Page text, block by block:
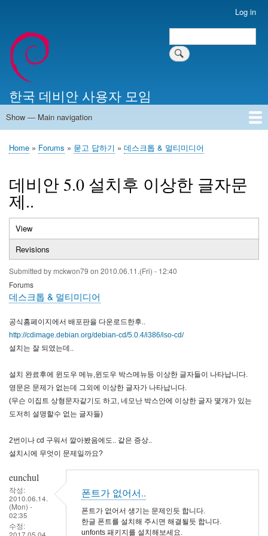
account
menu
Log in
Search
한국 데비안 사용자 모임
Main
Show — Main navigation
Home
알리는 말씀
최근 게시물
위키 문서
미러 서버
Breadcrumb
Home Forums 묻고 답하기 데스크톱 & 멀티미디어
데비안 5.0 설치후 이상한 글자문
제..
Primary
tabs
View
tab)
Revisions
Submitted by mckwon79 on 2010.06.11.(Fri) - 12:40
Forums
데스크톱 & 멀티미디어
공식홈페이지에서 배포판을 다운로드한후..
http://cdimage.debian.org/debian-cd/5.0.4/i386/iso-cd/
설치는 잘 되였는데..
설치 완료후에 윈도우 메뉴,윈도우 박스메뉴등 이상한 글자들이 나타납니다.
영문은 문제가 없는데 그외에 이상한 글자가 나타납니다.
(무슨 이집트 상형문자같기도 하고, 네모난 박스안에 이상한 글자 몇개가 있는
도저히 설명할수 없는 글자들)
2번이나 cd 구워서 깔아봤음에도.. 같은 증상..
설치시에 무엇이 문제일까요?
eunchul
작성:
2010.06.14.
(Mon) -
02:35
수정:
2017.05.04.
폰트가 없어서..
폰트가 없어서 생기는 문제인듯 합니다.
한글 폰트를 설치해 주시면 해결될듯 합니다.
unfonts 패키지를 설치해보세요.